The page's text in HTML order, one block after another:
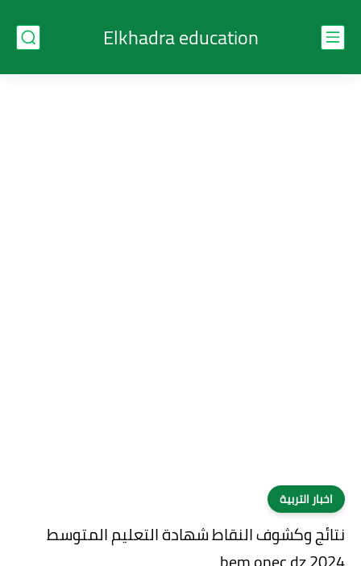
Elkhadra education
اخبار التربية
نتائج وكشوف النقاط شهادة التعليم المتوسط